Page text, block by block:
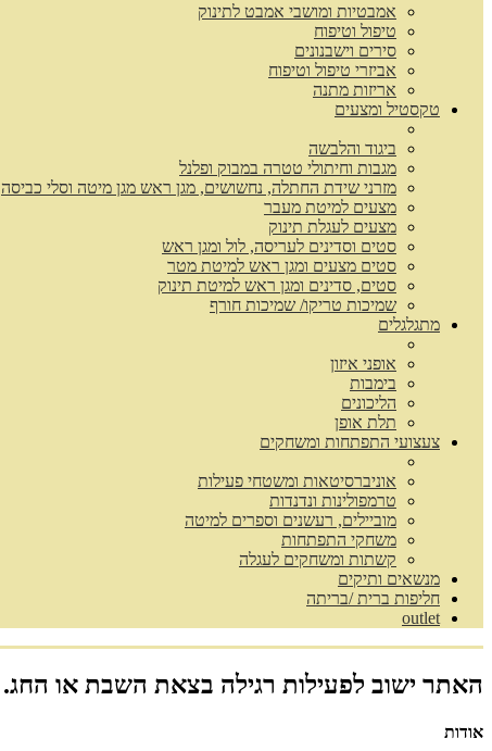
אמבטיות ומושבי אמבט לתינוק
טיפול וטיפוח
סירים וישבנונים
אביזרי טיפול וטיפוח
אריזות מתנה
טקסטיל ומצעים
ביגוד והלבשה
מגבות וחיתולי טטרה במבוק ופלנל
מזרני שידת החתלה, נחשושים, מגן ראש מגן מיטה וסלי כביסה
מצעים למיטת מעבר
מצעים לעגלת תינוק
סטים וסדינים לעריסה, לול ומגן ראש
סטים מצעים ומגן ראש למיטת מטר
סטים, סדינים ומגן ראש למיטת תינוק
שמיכות טריקו/ שמיכות חורף
מתגלגלים
אופני איזון
בימבות
הליכונים
תלת אופן
צעצועי התפתחות ומשחקים
אוניברסיטאות ומשטחי פעילות
טרמפולינות ונדנדות
מוביילים, רעשנים וספרים למיטה
משחקי התפתחות
קשתות ומשחקים לעגלה
מנשאים ותיקים
חליפות ברית /בריתה
outlet
האתר ישוב לפעילות רגילה בצאת השבת או החג.
אודות